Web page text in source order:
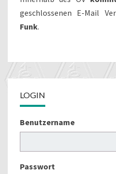
geschlossenen E-Mail
Funk.
LOGIN
Benutzername
Passwort